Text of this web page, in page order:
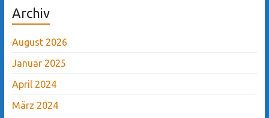
Archiv
August 2026
Januar 2025
April 2024
März 2024